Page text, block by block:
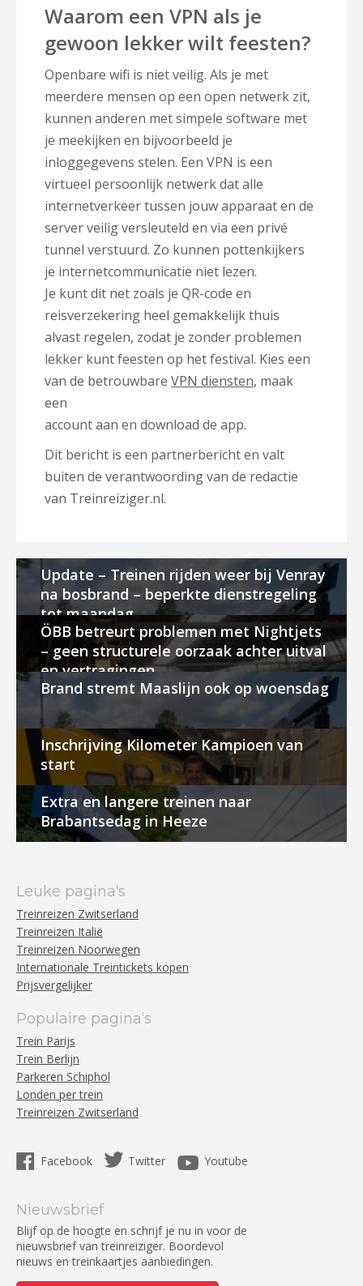
Waarom een VPN als je
gewoon lekker wilt feesten?
Openbare wifi is niet veilig. Als je met
meerdere mensen op een open netwerk zit,
kunnen anderen met simpele software met
je meekijken en bijvoorbeeld je
inloggegevens stelen. Een VPN is een
virtueel persoonlijk netwerk dat alle
internetverkeer tussen jouw apparaat en de
server veilig versleuteld en via een privé
tunnel verstuurd. Zo kunnen pottenkijkers
je internetcommunicatie niet lezen.
Je kunt dit net zoals je QR-code en
reisverzekering heel gemakkelijk thuis
alvast regelen, zodat je zonder problemen
lekker kunt feesten op het festival. Kies een
van de betrouwbare VPN diensten, maak
een
account aan en download de app.
Dit bericht is een partnerbericht en valt
buiten de verantwoording van de redactie
van Treinreiziger.nl.
Update – Treinen rijden weer bij Venray
na bosbrand – beperkte dienstregeling
tot maandag
ÖBB betreurt problemen met Nightjets
– geen structurele oorzaak achter uitval
en vertragingen
Brand stremt Maaslijn ook op woensdag
Inschrijving Kilometer Kampioen van
start
Extra en langere treinen naar
Brabantsedag in Heeze
Leuke pagina‘s
Treinreizen Zwitserland
Treinreizen Italië
Treinreizen Noorwegen
Internationale Treintickets kopen
Prijsvergelijker
Populaire pagina‘s
Trein Parijs
Trein Berlijn
Parkeren Schiphol
Londen per trein
Treinreizen Zwitserland
Facebook Twitter Youtube
Nieuwsbrief
Blijf op de hoogte en schrijf je nu in voor de
nieuwsbrief van treinreiziger. Boordevol
nieuws en treinkaartjes aanbiedingen.